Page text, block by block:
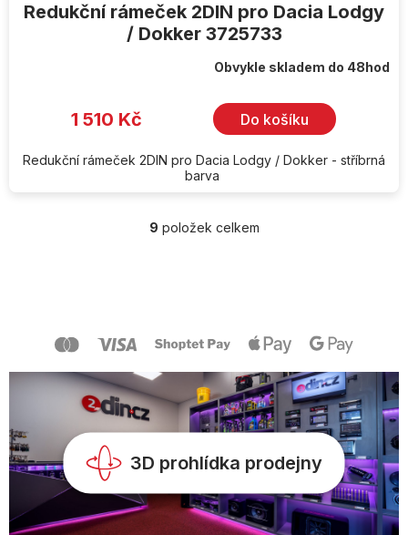
Redukční rámeček 2DIN pro Dacia Lodgy
/ Dokker 3725733
Obvykle skladem do 48hod
1 510 Kč Do košíku
Redukční rámeček 2DIN pro Dacia Lodgy / Dokker - stříbrná
barva
O
c
p
r
v
k
v
p
i
s
9 položek celkem
3D prohlídka prodejny